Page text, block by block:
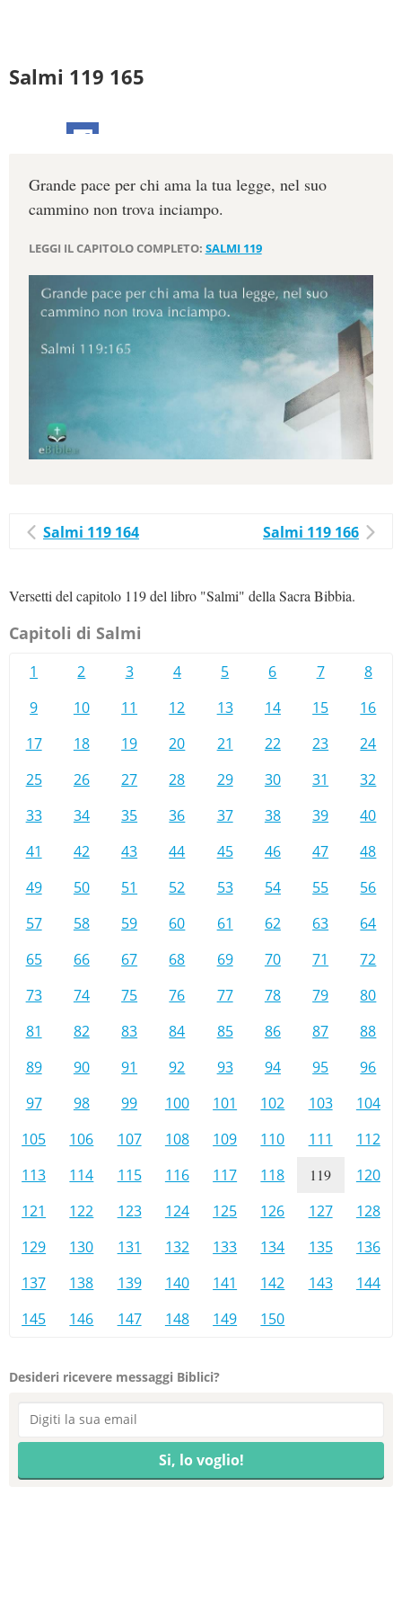
Salmi 119 165
Grande pace per chi ama la tua legge, nel suo
cammino non trova inciampo.
LEGGI IL CAPITOLO COMPLETO: SALMI 119
Salmi 119 164 Salmi 119 166
Versetti del capitolo 119 del libro "Salmi" della Sacra Bibbia.
Capitoli di Salmi
1 2 3 4 5 6 7
8
9
10 11 12 13 14 15
16
17
18 19 20 21 22 23
24
25
26 27 28 29 30 31
32
33
34 35 36 37 38 39
40
41
42 43 44 45 46 47
48
49
50 51 52 53 54 55
56
57
58 59 60 61 62 63
64
65
66 67 68 69 70 71
72
73
74 75 76 77 78 79
80
81
82 83 84 85 86 87
88
89
90 91 92 93 94 95
96
97
98 99 100 101 102 103
104
105
106 107 108 109 110 111
112
113
114 115 116 117 118 119
120
121
122 123 124 125 126 127
128
129
130 131 132 133 134 135
136
137
138 139 140 141 142 143
144
145
146 147 148 149 150
Desideri ricevere messaggi Biblici?